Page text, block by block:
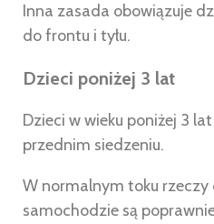
Inna zasada obowiązuje
do frontu i tyłu.
Dzieci poniżej 3 lat
Dzieci w wieku poniżej 3
przednim siedzeniu.
W normalnym toku rzeczy
samochodzie są